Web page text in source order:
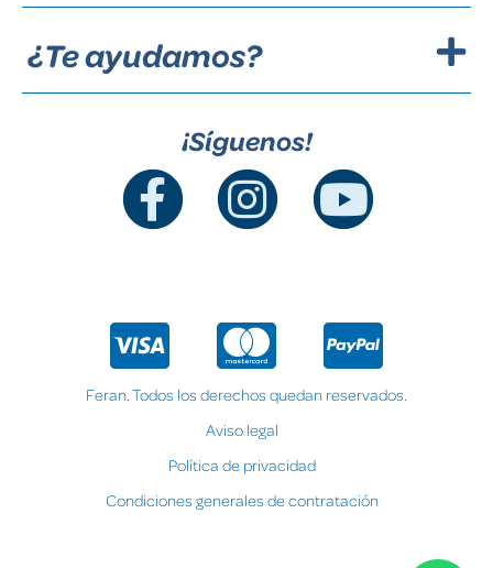
¿Te ayudamos?
¡Síguenos!
Feran. Todos los derechos quedan reservados.
Aviso legal
Política de privacidad
Condiciones generales de contratación